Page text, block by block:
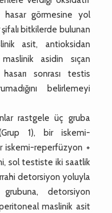
hasar görmesine yol
bitkilerde bulunan
asit, antioksidan
asidin sıçan
sonrası testis
belirlemeyi
rastgele üç gruba
1), bir iskemi-
iskemi-reperfüzyon +
sol testiste iki saatlik
detorsiyon yoluyla
detorsiyon
maslinik asit